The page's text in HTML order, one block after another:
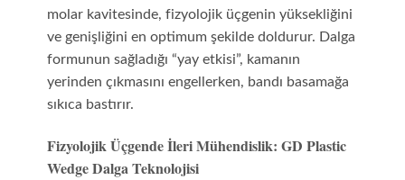
molar kavitesinde, fizyolojik üçgenin yüksekliğini
ve genişliğini en optimum şekilde doldurur. Dalga
formunun sağladığı “yay etkisi”, kamanın
yerinden çıkmasını engellerken, bandı basamağa
sıkıca bastırır.
Fizyolojik Üçgende İleri Mühendislik: GD Plastic
Wedge Dalga Teknolojisi